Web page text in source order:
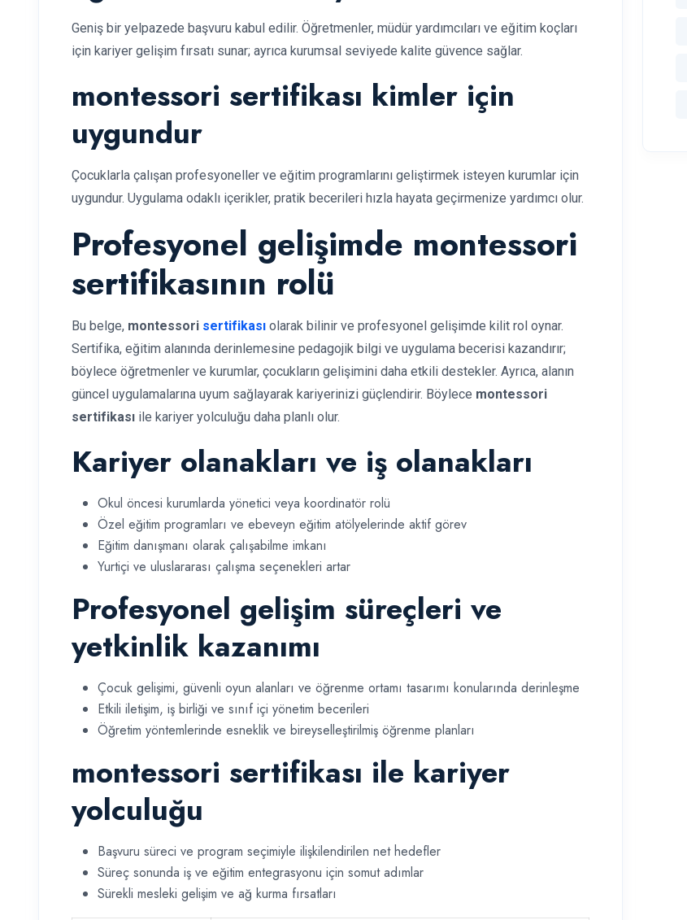
Geniş bir yelpazede başvuru kabul edilir. Öğretmenler, müdür yardımcıları ve eğitim koçları
için kariyer gelişim fırsatı sunar; ayrıca kurumsal seviyede kalite güvence sağlar.
montessori sertifikası kimler için
uygundur
Çocuklarla çalışan profesyoneller ve eğitim programlarını geliştirmek isteyen kurumlar için
uygundur. Uygulama odaklı içerikler, pratik becerileri hızla hayata geçirmenize yardımcı olur.
Profesyonel gelişimde montessori
sertifikasının rolü
Bu belge, montessori sertifikası olarak bilinir ve profesyonel gelişimde kilit rol oynar.
Sertifika, eğitim alanında derinlemesine pedagojik bilgi ve uygulama becerisi kazandırır;
böylece öğretmenler ve kurumlar, çocukların gelişimini daha etkili destekler. Ayrıca, alanın
güncel uygulamalarına uyum sağlayarak kariyerinizi güçlendirir. Böylece montessori
sertifikası ile kariyer yolculuğu daha planlı olur.
Kariyer olanakları ve iş olanakları
Okul öncesi kurumlarda yönetici veya koordinatör rolü
Özel eğitim programları ve ebeveyn eğitim atölyelerinde aktif görev
Eğitim danışmanı olarak çalışabilme imkanı
Yurtiçi ve uluslararası çalışma seçenekleri artar
Profesyonel gelişim süreçleri ve
yetkinlik kazanımı
Çocuk gelişimi, güvenli oyun alanları ve öğrenme ortamı tasarımı konularında derinleşme
Etkili iletişim, iş birliği ve sınıf içi yönetim becerileri
Öğretim yöntemlerinde esneklik ve bireyselleştirilmiş öğrenme planları
montessori sertifikası ile kariyer
yolculuğu
Başvuru süreci ve program seçimiyle ilişkilendirilen net hedefler
Süreç sonunda iş ve eğitim entegrasyonu için somut adımlar
Sürekli mesleki gelişim ve ağ kurma fırsatları